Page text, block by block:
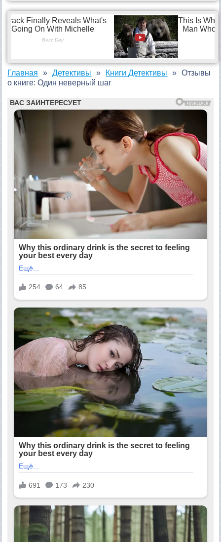
Главная Детективы Книги Детективы
Отзывы
о книге: Один неверный шаг